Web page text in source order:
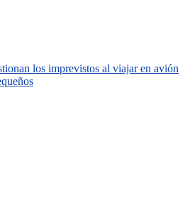
los imprevistos al viajar en avión